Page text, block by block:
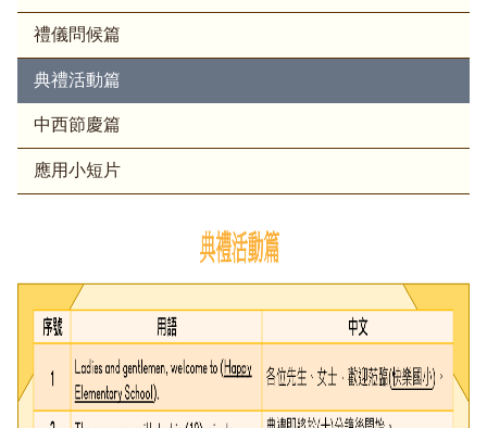
禮儀問候篇
典禮活動篇
中西節慶篇
應用小短片